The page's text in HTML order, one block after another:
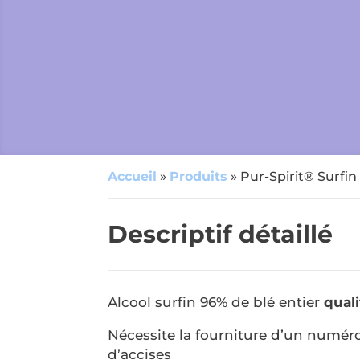
Accueil » Produits » Pur-Spirit® Surfin
Descriptif détaillé
Alcool surfin 96% de blé entier
Nécessite la fourniture d’un
d’accises